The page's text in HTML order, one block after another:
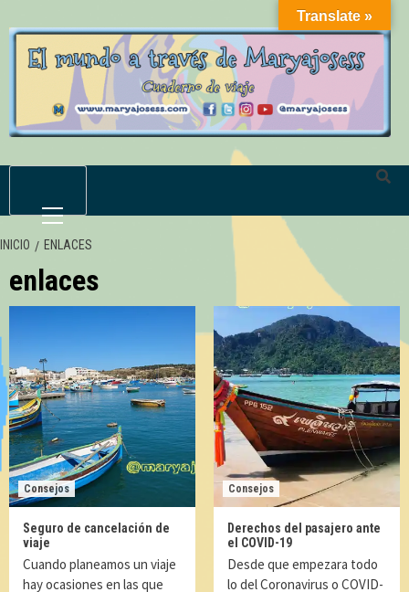
al
contenido
primario
INICIO ENLACES
enlaces
Consejos
Seguro de cancelación de
viaje
Cuando planeamos un viaje
hay ocasiones en las que
Consejos
Derechos del pasajero ante
el COVID-19
Desde que empezara todo
lo del Coronavirus o COVID-
Translate »